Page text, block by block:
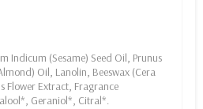
Indicum (Sesame) Seed Oil, Prunus
Oil, Lanolin, Beeswax (Cera
Flower Extract, Fragrance
Geraniol*, Citral*.